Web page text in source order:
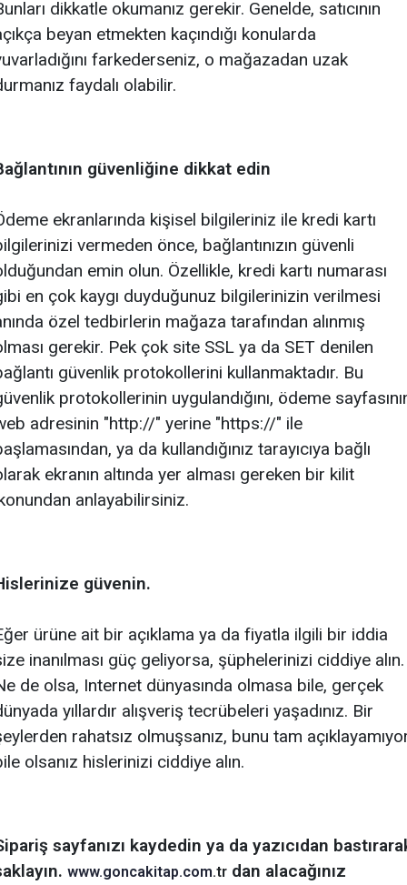
dikkatle okumanız gerekir. Genelde, satıcının
beyan etmekten kaçındığı konularda
farkederseniz, o mağazadan uzak
faydalı olabilir.
güvenliğine dikkat edin
ekranlarında kişisel bilgileriniz ile kredi kartı
vermeden önce, bağlantınızın güvenli
emin olun. Özellikle, kredi kartı numarası
en çok kaygı duyduğunuz bilgilerinizin verilmesi
özel tedbirlerin mağaza tarafından alınmış
gerekir. Pek çok site SSL ya da SET denilen
güvenlik protokollerini kullanmaktadır. Bu
protokollerinin uygulandığını, ödeme
adresinin "http://" yerine "https://" ile
ya da kullandığınız tarayıcıya bağlı
ekranın altında yer alması gereken bir kilit
anlayabilirsiniz.
güvenin.
ürüne ait bir açıklama ya da fiyatla ilgili bir iddia
inanılması güç geliyorsa, şüphelerinizi ciddiye alın.
de olsa, Internet dünyasında olmasa bile, gerçek
yıllardır alışveriş tecrübeleri yaşadınız. Bir
rahatsız olmuşsanız, bunu tam
olsanız hislerinizi ciddiye alın.
sayfanızı kaydedin ya da yazıcıdan
www.goncakitap.com.tr dan alacağınız